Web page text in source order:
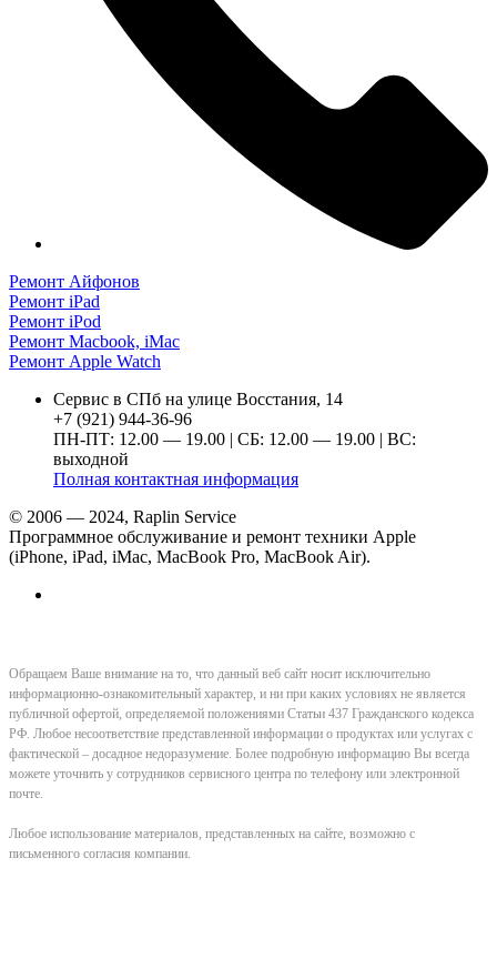
Ремонт Айфонов
Ремонт iPad
Ремонт iPod
Ремонт Macbook, iMac
Ремонт Apple Watch
Сервис в СПб на улице Восстания, 14
+7 (921) 944-36-96
ПН-ПТ: 12.00 — 19.00 | СБ: 12.00 — 19.00 | ВС:
выходной
Полная контактная информация
© 2006 — 2024, Raplin Service
Программное обслуживание и ремонт техники Apple
(iPhone, iPad, iMac, MacBook Pro, MacBook Air).
Обращаем Ваше внимание на то, что данный веб сайт носит исключительно
информационно-ознакомительный характер, и ни при каких условиях не является
публичной офертой, определяемой положениями Статьи 437 Гражданского кодекса
РФ. Любое несоответствие представленной информации о продуктах или услугах с
фактической – досадное недоразумение. Более подробную информацию Вы всегда
можете уточнить у сотрудников сервисного центра по телефону или электронной
почте.
Любое использование материалов, представленных на сайте, возможно с
письменного согласия компании.